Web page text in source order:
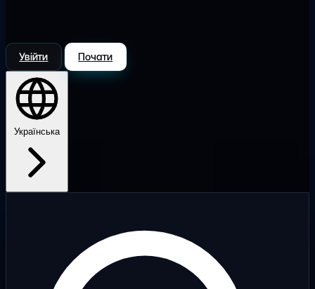
Увійти Почати
Українська